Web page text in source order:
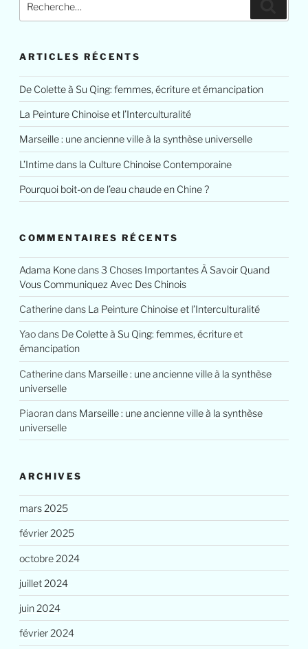
ARTICLES RÉCENTS
De Colette à Su Qing: femmes, écriture et émancipation
La Peinture Chinoise et l’Interculturalité
Marseille : une ancienne ville à la synthèse universelle
L’Intime dans la Culture Chinoise Contemporaine
Pourquoi boit-on de l’eau chaude en Chine ?
COMMENTAIRES RÉCENTS
Adama Konedans3 Choses Importantes À Savoir Quand
Vous Communiquez Avec Des Chinois
Catherinedans La Peinture Chinoise et l’Interculturalité
Yaodans De Colette à Su Qing: femmes, écriture et
émancipation
Catherinedans Marseille : une ancienne ville à la synthèse
universelle
Piaorandans Marseille : une ancienne ville à la synthèse
universelle
ARCHIVES
mars 2025
février 2025
octobre 2024
juillet 2024
juin 2024
février 2024